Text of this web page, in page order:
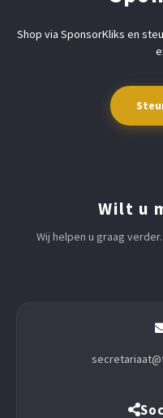
Shop via SponsorKliks en
Wilt u
Wij helpen u graag